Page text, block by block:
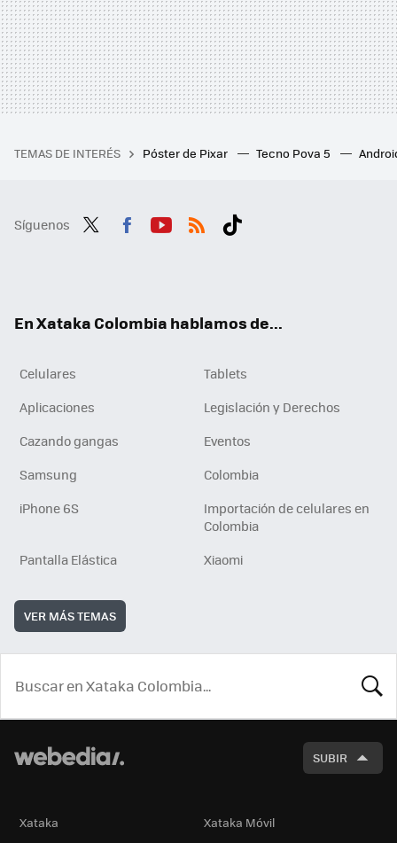
TEMAS DE INTERÉS Póster de Pixar Tecno Pova 5
Síguenos
En Xataka Colombia hablamos de...
Celulares
Tablets
Aplicaciones
Legislación y Derechos
Cazando gangas
Eventos
Samsung
Colombia
iPhone 6S
Importación de celulares en
Colombia
Pantalla Elástica
Xiaomi
VER MÁS TEMAS
SUBIR
Xataka Xataka Móvil